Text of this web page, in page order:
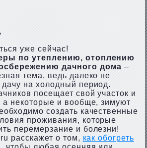
уже сейчас!
по утеплению, отоплению
дачного дома –
тема, ведь далеко не
на холодный период.
посещает свой участок и
а некоторые и вообще, зимуют
создать качественные
проживания, которые
перемерзание и болезни!
расскажет о том, как обогреть